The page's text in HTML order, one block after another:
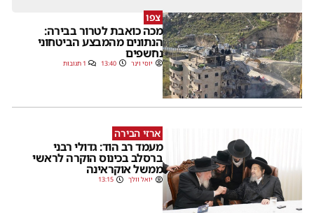
צפו
מכה כואבת לטרור בבירה:
הנתונים מהמבצע הביטחוני
נחשפים
יוסי וינר 13:40 1 תגובות
ארזי הבירה
מעמד רב הוד: גדולי רבני
ברסלב בכינוס הוקרה לראשי
ממשל אוקראינה
יואל וולך 13:15